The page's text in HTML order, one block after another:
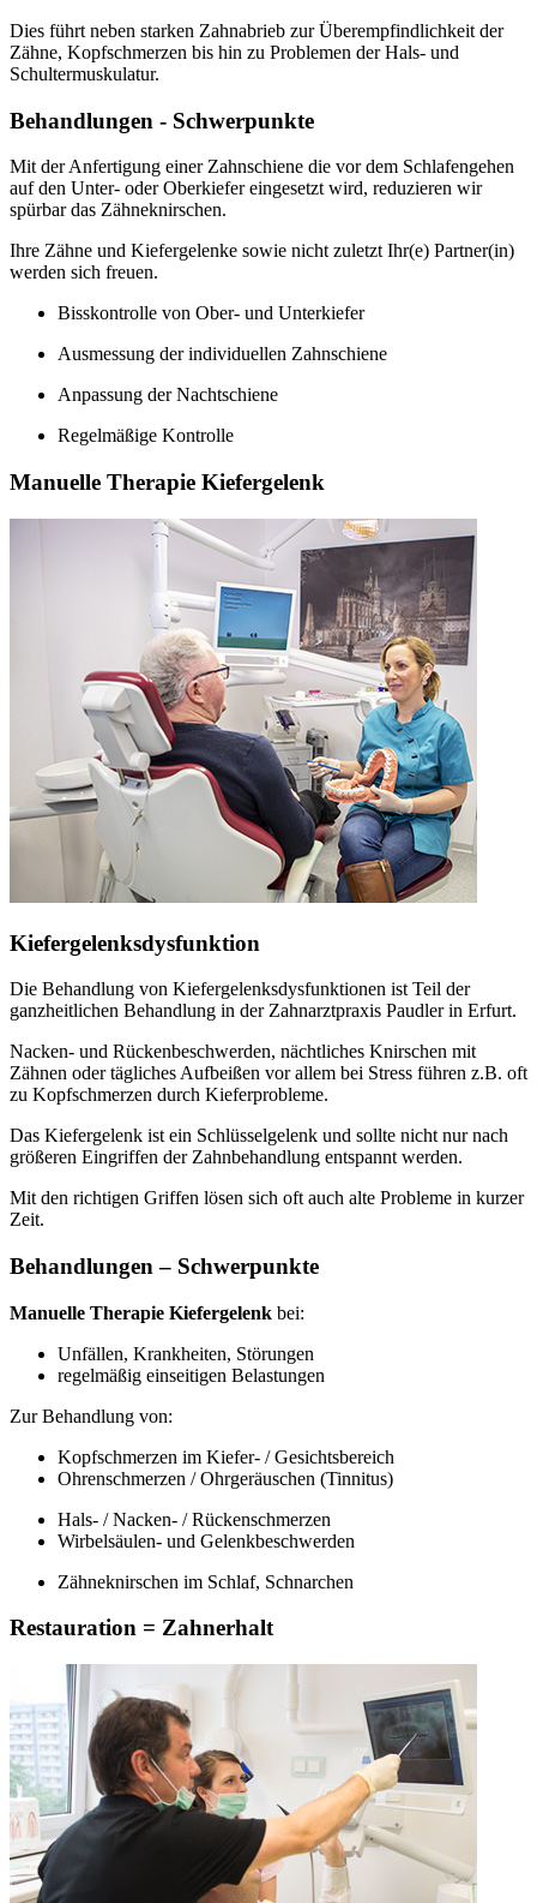
Dies führt neben starken Zahnabrieb zur Überempfindlichkeit der
Zähne, Kopfschmerzen bis hin zu Problemen der Hals- und
Schultermuskulatur.
Behandlungen - Schwerpunkte
Mit der Anfertigung einer Zahnschiene die vor dem Schlafengehen
auf den Unter- oder Oberkiefer eingesetzt wird, reduzieren wir
spürbar das Zähneknirschen.
Ihre Zähne und Kiefergelenke sowie nicht zuletzt Ihr(e) Partner(in)
werden sich freuen.
Bisskontrolle von Ober- und Unterkiefer
Ausmessung der individuellen Zahnschiene
Anpassung der Nachtschiene
Regelmäßige Kontrolle
Manuelle Therapie Kiefergelenk
Kiefergelenksdysfunktion
Die Behandlung von Kiefergelenksdysfunktionen ist Teil der
ganzheitlichen Behandlung in der Zahnarztpraxis Paudler in Erfurt.
Nacken- und Rückenbeschwerden, nächtliches Knirschen mit
Zähnen oder tägliches Aufbeißen vor allem bei Stress führen z.B. oft
zu Kopfschmerzen durch Kieferprobleme.
Das Kiefergelenk ist ein Schlüsselgelenk und sollte nicht nur nach
größeren Eingriffen der Zahnbehandlung entspannt werden.
Mit den richtigen Griffen lösen sich oft auch alte Probleme in kurzer
Zeit.
Behandlungen – Schwerpunkte
Manuelle Therapie Kiefergelenk bei:
Unfällen, Krankheiten, Störungen
regelmäßig einseitigen Belastungen
Zur Behandlung von:
Kopfschmerzen im Kiefer- / Gesichtsbereich
Ohrenschmerzen / Ohrgeräuschen (Tinnitus)
Hals- / Nacken- / Rückenschmerzen
Wirbelsäulen- und Gelenkbeschwerden
Zähneknirschen im Schlaf, Schnarchen
Restauration = Zahnerhalt